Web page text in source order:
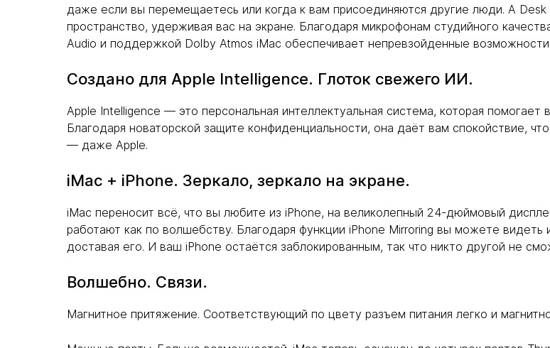
даже если вы перемещаетесь или когда к вам присоединяются другие люди. А
пространство, удерживая вас на экране. Благодаря микрофонам студийного
Audio и поддержкой Dolby Atmos iMac обеспечивает непревзойденные
Создано для Apple Intelligence. Глоток свежего ИИ.
Apple Intelligence — это персональная интеллектуальная система, которая помогает
Благодаря новаторской защите конфиденциальности, она даёт вам спокойствие,
— даже Apple.
iMac + iPhone. Зеркало, зеркало на экране.
iMac переносит всё, что вы любите из iPhone, на великолепный 24-дюймовый
работают как по волшебству. Благодаря функции iPhone Mirroring вы можете
доставая его. И ваш iPhone остаётся заблокированным, так что никто другой не
Волшебно. Связи.
Магнитное притяжение. Соответствующий по цвету разъем питания легко и